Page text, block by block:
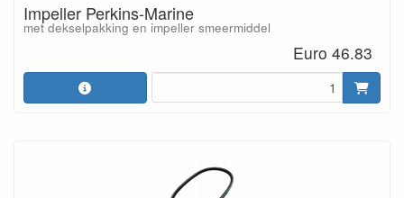
Impeller Perkins-Marine
met dekselpakking en impeller smeermiddel
Euro 46.83